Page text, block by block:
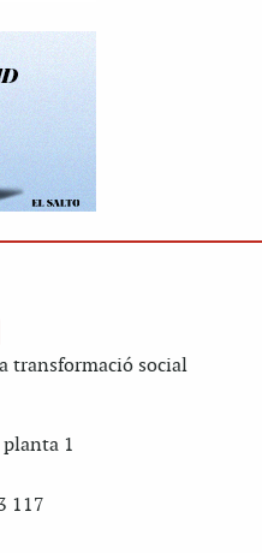
transformació social
planta 1
117